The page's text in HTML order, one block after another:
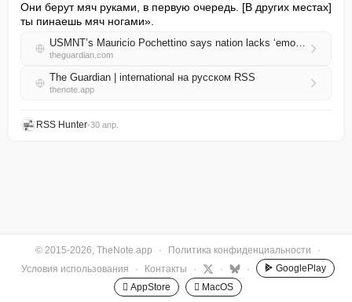
Они берут мяч руками, в первую очередь. [В других местах]
ты пинаешь мяч ногами».
USMNT’s Mauricio Pochettino says nation lacks ‘emotional relationship’ with soccer
theguardian.com
The Guardian | international на русском RSS
thenote.app
RSS Hunter•30 апр.
© 2015-2026, TheNote.app · Политика конфиденциальности
·
Условия использования
· Контакты · · ·
GooglePlay
 AppStore
 MacOS